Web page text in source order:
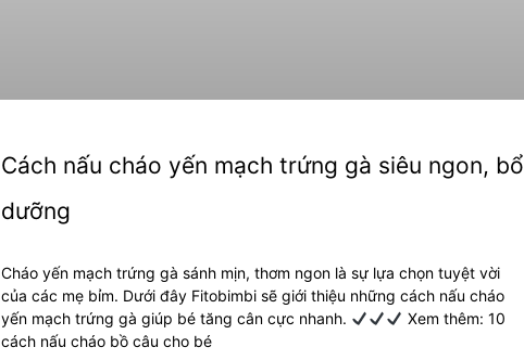
Cách nấu cháo yến mạch trứng gà siêu ngon, bổ
dưỡng
Cháo yến mạch trứng gà sánh mịn, thơm ngon là sự lựa chọn tuyệt vời
của các mẹ bỉm. Dưới đây Fitobimbi sẽ giới thiệu những cách nấu cháo
yến mạch trứng gà giúp bé tăng cân cực nhanh.
Xem thêm: 10
cách nấu cháo bồ câu cho bé